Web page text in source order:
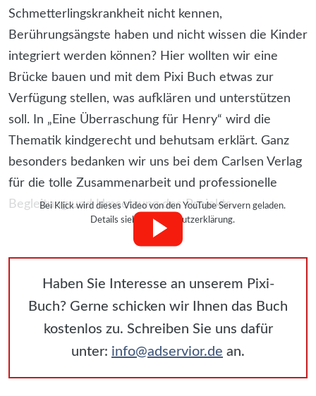
Schmetterlingskrankheit nicht kennen,
Berührungsängste haben und nicht wissen die Kinder
integriert werden können? Hier wollten wir eine
Brücke bauen und mit dem Pixi Buch etwas zur
Verfügung stellen, was aufklären und unterstützen
soll. In „Eine Überraschung für Henry“ wird die
Thematik kindgerecht und behutsam erklärt. Ganz
besonders bedanken wir uns bei dem Carlsen Verlag
für die tolle Zusammenarbeit und professionelle
Begleitung und Umsetzung des Projekts.
Bei Klick wird dieses Video von den YouTube Servern geladen.
Details siehe Datenschutzerklärung.
Haben Sie Interesse an unserem Pixi-
Buch? Gerne schicken wir Ihnen das Buch
kostenlos zu. Schreiben Sie uns dafür
unter: info@adservior.de an.